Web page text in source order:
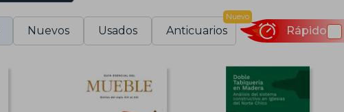
Nuevos Usados Anticuarios
Nuevo
Rápido